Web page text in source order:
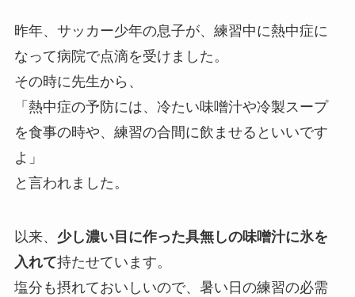
昨年、サッカー少年の息子が、練習中に熱中症に
なって病院で点滴を受けました。
その時に先生から、
「熱中症の予防には、冷たい味噌汁や冷製スープ
を食事の時や、練習の合間に飲ませるといいです
よ」
と言われました。
以来、 少し濃い目に作った具無しの味噌汁に氷を
入れて持たせています。
塩分も摂れておいしいので、暑い日の練習の必需